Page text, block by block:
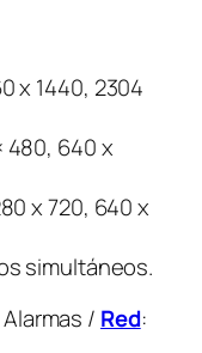
x 1440, 2304
480, 640 x
x 720, 640 x
simultáneos.
/ Red: